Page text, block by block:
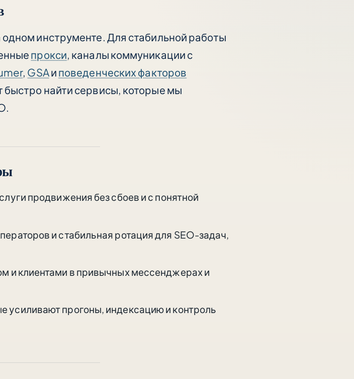
инструменте. Для стабильной работы
прокси, каналы коммуникации с
, GSAиповеденческих факторов
быстро найти сервисы, которые мы
продвижения без сбоев и с понятной
и стабильная ротация для SEO-задач,
и клиентами в привычных мессенджерах и
усиливают прогоны, индексацию и контроль